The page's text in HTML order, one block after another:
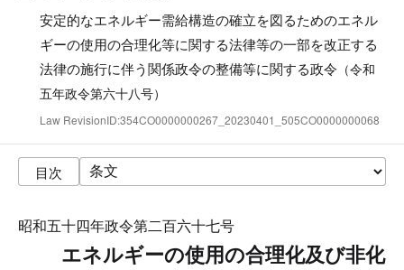
安定的なエネルギー需給構造の確立を図るためのエネル
ギーの使用の合理化等に関する法律等の一部を改正する
法律の施行に伴う関係政令の整備等に関する政令 （令和
五年政令第六十八号）
Law RevisionID:354CO0000000267_20230401_505CO0000000068
目次
昭和五十四年政令第二百六十七号
エネルギーの使用の合理化及び非化